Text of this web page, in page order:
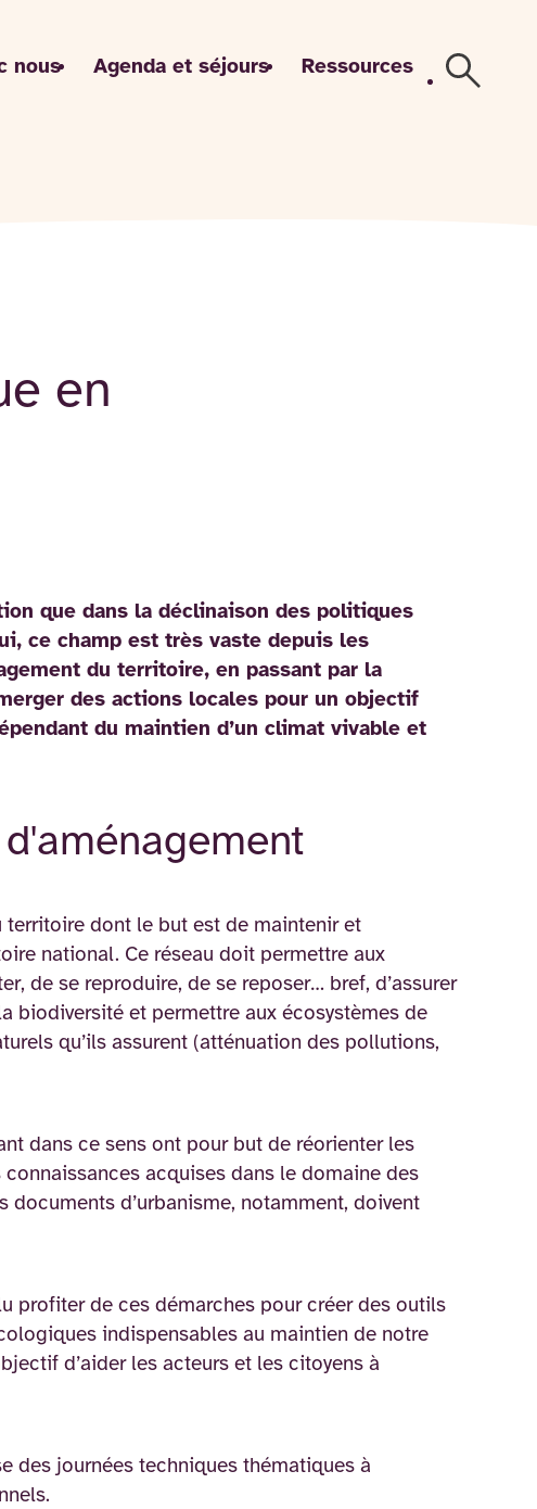
nous Agenda et séjours Ressources
en
que dans la déclinaison des politiques
ce champ est très vaste depuis les
du territoire, en passant par la
des actions locales pour un objectif
du maintien d’un climat vivable et
territoire dont le but est de maintenir et
national. Ce réseau doit permettre aux
de se reproduire, de se reposer… bref, d’assurer
biodiversité et permettre aux écosystèmes de
qu’ils assurent (atténuation des pollutions,
dans ce sens ont pour but de réorienter les
acquises dans le domaine des
d’urbanisme, notamment, doivent
profiter de ces démarches pour créer des outils
indispensables au maintien de notre
d’aider les acteurs et les citoyens à
des journées techniques thématiques à